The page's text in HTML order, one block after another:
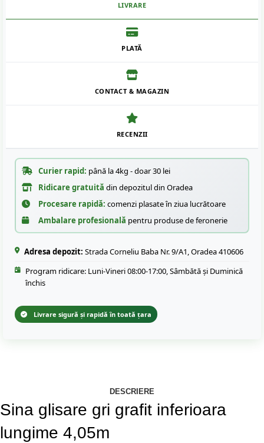
LIVRARE
PLATĂ
CONTACT & MAGAZIN
RECENZII
Curier rapid: până la 4kg - doar 30 lei
Ridicare gratuită din depozitul din Oradea
Procesare rapidă: comenzi plasate în ziua lucrătoare
Ambalare profesională pentru produse de feronerie
Adresa depozit: Strada Corneliu Baba Nr. 9/A1, Oradea 410606
Program ridicare: Luni-Vineri 08:00-17:00, Sâmbătă și Duminică
închis
Livrare sigură și rapidă în toată țara
DESCRIERE
Sina glisare gri grafit inferioara
lungime 4,05m